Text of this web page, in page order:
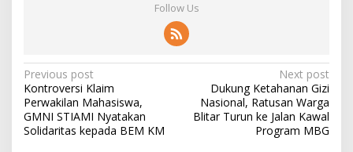
Follow Us
P
o
s
Previous post
Kontroversi Klaim
Perwakilan Mahasiswa,
GMNI STIAMI Nyatakan
Solidaritas kepada BEM KM
Next post
Dukung Ketahanan Gizi
Nasional, Ratusan Warga
Blitar Turun ke Jalan Kawal
Program MBG